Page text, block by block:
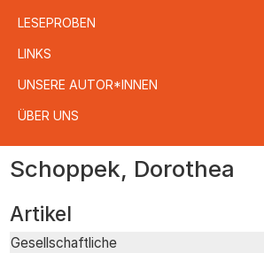
LESEPROBEN
LINKS
UNSERE AUTOR*INNEN
ÜBER UNS
zum
Schoppek, Dorothea
Artikel
Gesellschaftliche